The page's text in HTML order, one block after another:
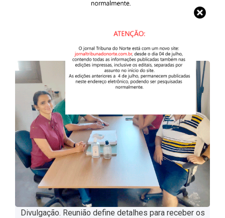
Divulgação. Reunião define detalhes para receber os